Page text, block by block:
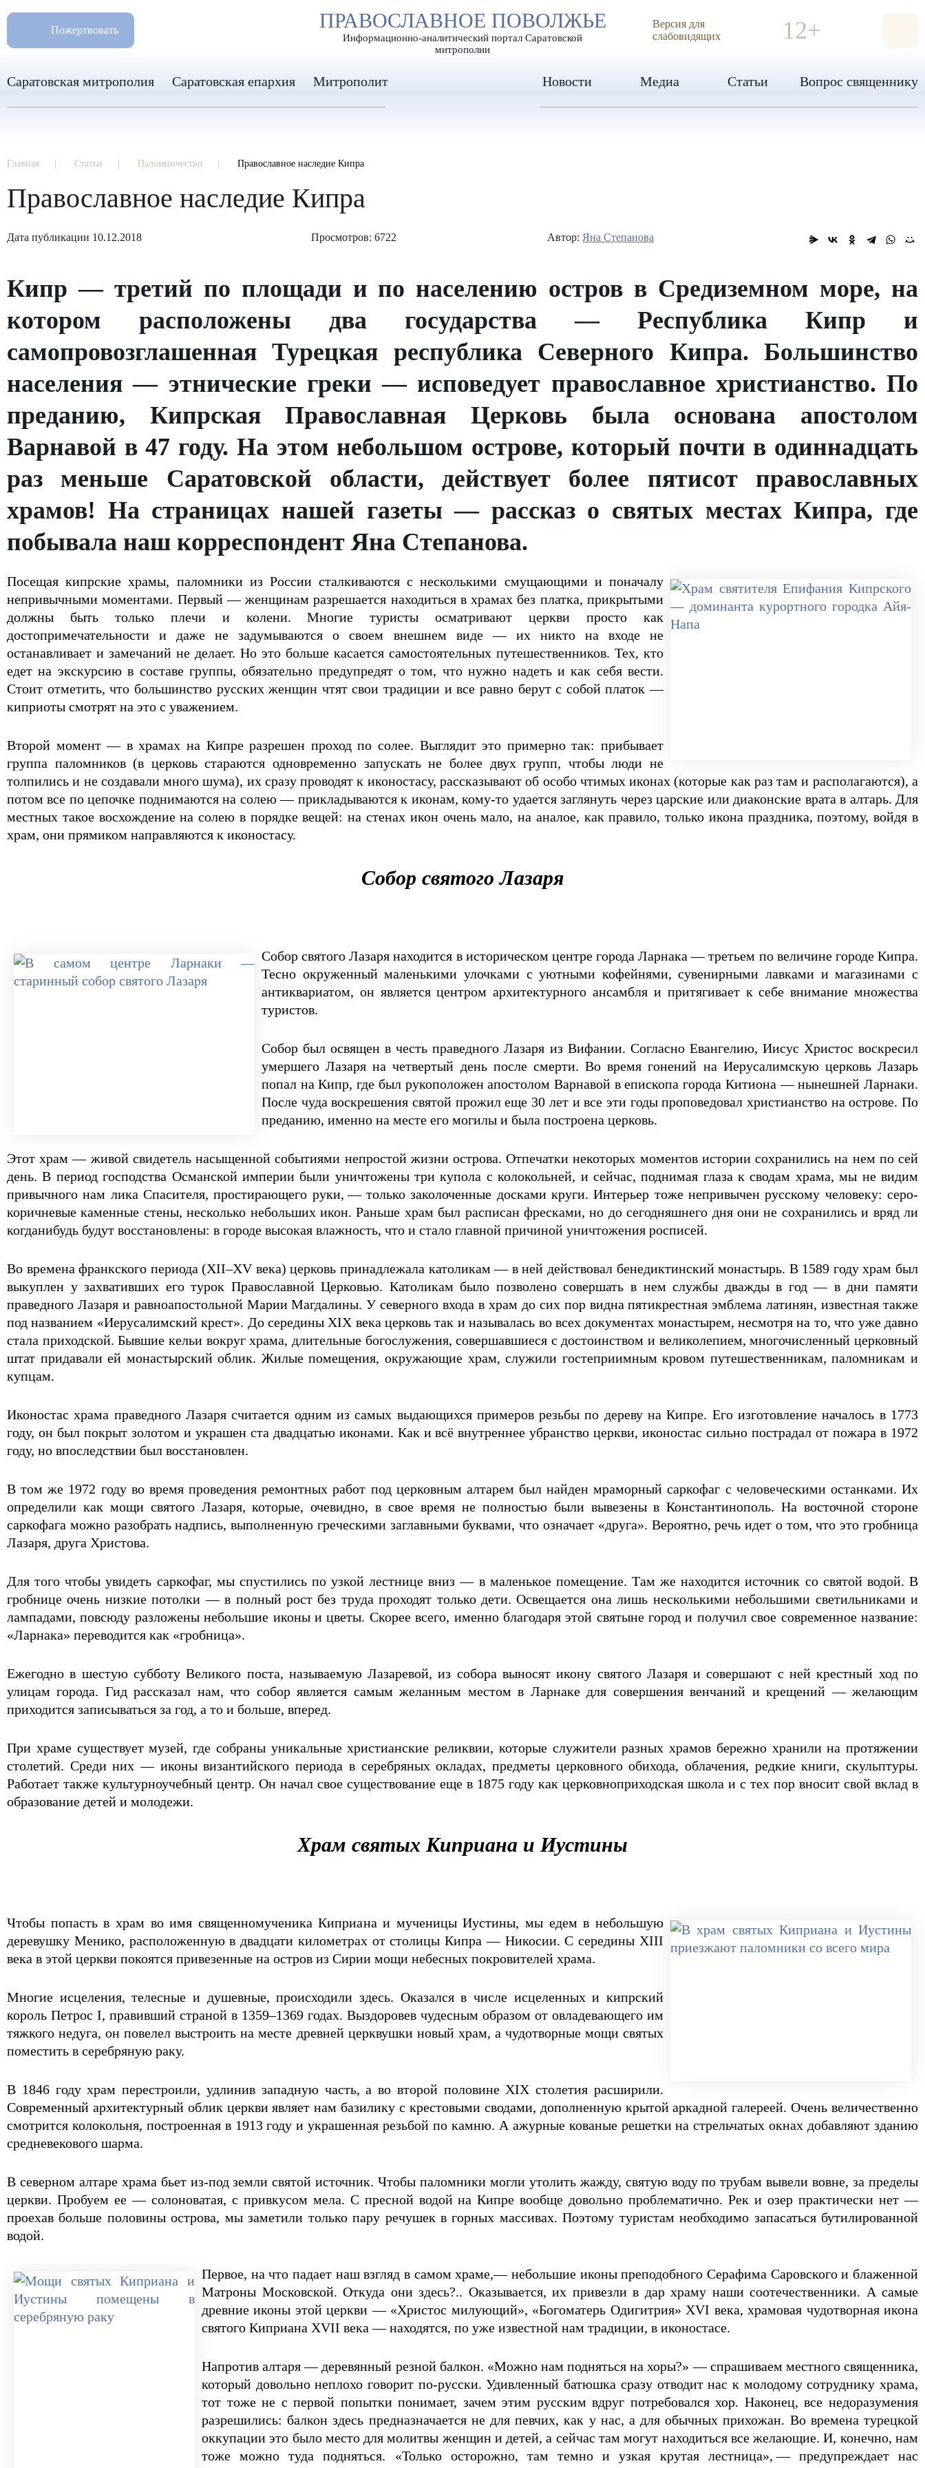
РАЗМЕР ШРИФТА А А А ИЗОБРАЖЕНИЯ
ПРАВОСЛАВНОЕ ПОВОЛЖЬЕ
Информационно-аналитический портал Саратовской
митрополии
Пожертвовать
8 960 346 31 04
info-sar@mail.ru
Версия для
слабовидящих
12+
Саратовская митрополия Саратовская епархия Митрополит Новости Медиа Статьи Вопрос священнику
Главная Статьи Паломничество Православное наследие Кипра
Православное наследие Кипра
Дата публикации 10.12.2018 Просмотров: 6722 Автор: Яна Степанова
Кипр — третий по площади и по населению остров в Средиземном море, на
котором расположены два государства — Республика Кипр и
самопровозглашенная Турецкая республика Северного Кипра. Большинство
населения — этнические греки — исповедует православное христианство. По
преданию, Кипрская Православная Церковь была основана апостолом
Варнавой в 47 году. На этом небольшом острове, который почти в одиннадцать
раз меньше Саратовской области, действует более пятисот православных
храмов! На страницах нашей газеты — рассказ о святых местах Кипра, где
побывала наш корреспондент Яна Степанова.
Посещая кипрские храмы, паломники из России сталкиваются с несколькими смущающими и поначалу
непривычными моментами. Первый — женщинам разрешается находиться в храмах без платка, прикрытыми
должны быть только плечи и колени. Многие туристы осматривают церкви просто как
достопримечательности и даже не задумываются о своем внешнем виде — их никто на входе не
останавливает и замечаний не делает. Но это больше касается самостоятельных путешественников. Тех, кто
едет на экскурсию в составе группы, обязательно предупредят о том, что нужно надеть и как себя вести.
Стоит отметить, что большинство русских женщин чтят свои традиции и все равно берут с собой платок —
киприоты смотрят на это с уважением.
Второй момент — в храмах на Кипре разрешен проход по солее. Выглядит это примерно так: прибывает
группа паломников (в церковь стараются одновременно запускать не более двух групп, чтобы люди не
толпились и не создавали много шума), их сразу проводят к иконостасу, рассказывают об особо чтимых иконах (которые как раз там и располагаются), а
потом все по цепочке поднимаются на солею — прикладываются к иконам, кому-то удается заглянуть через царские или диаконские врата в алтарь. Для
местных такое восхождение на солею в порядке вещей: на стенах икон очень мало, на аналое, как правило, только икона праздника, поэтому, войдя в
храм, они прямиком направляются к иконостасу.
Собор святого Лазаря
Собор святого Лазаря находится в историческом центре города Ларнака — третьем по величине городе Кипра.
Тесно окруженный маленькими улочками с уютными кофейнями, сувенирными лавками и магазинами с
антиквариатом, он является центром архитектурного ансамбля и притягивает к себе внимание множества
туристов.
Собор был освящен в честь праведного Лазаря из Вифании. Согласно Евангелию, Иисус Христос воскресил
умершего Лазаря на четвертый день после смерти. Во время гонений на Иерусалимскую церковь Лазарь
попал на Кипр, где был рукоположен апостолом Варнавой в епископа города Китиона — нынешней Ларнаки.
После чуда воскрешения святой прожил еще 30 лет и все эти годы проповедовал христианство на острове. По
преданию, именно на месте его могилы и была построена церковь.
Этот храм — живой свидетель насыщенной событиями непростой жизни острова. Отпечатки некоторых моментов истории сохранились на нем по сей
день. В период господства Османской империи были уничтожены три купола с колокольней, и сейчас, поднимая глаза к сводам храма, мы не видим
привычного нам лика Спасителя, простирающего руки, — только заколоченные досками круги. Интерьер тоже непривычен русскому человеку: серо-
коричневые каменные стены, несколько небольших икон. Раньше храм был расписан фресками, но до сегодняшнего дня они не сохранились и вряд ли
когда­нибудь будут восстановлены: в городе высокая влажность, что и стало главной причиной уничтожения росписей.
Во времена франкского периода (XII–XV века) церковь принадлежала католикам — в ней действовал бенедиктинский монастырь. В 1589 году храм был
выкуплен у захвативших его турок Православной Церковью. Католикам было позволено совершать в нем службы дважды в год — в дни памяти
праведного Лазаря и равноапостольной Марии Магдалины. У северного входа в храм до сих пор видна пятикрестная эмблема латинян, известная также
под названием «Иерусалимский крест». До середины XIX века церковь так и называлась во всех документах монастырем, несмотря на то, что уже давно
стала приходской. Бывшие кельи вокруг храма, длительные богослужения, совершавшиеся с достоинством и великолепием, многочисленный церковный
штат придавали ей монастырский облик. Жилые помещения, окружающие храм, служили гостеприимным кровом путешественникам, паломникам и
купцам.
Иконостас храма праведного Лазаря считается одним из самых выдающихся примеров резьбы по дереву на Кипре. Его изготовление началось в 1773
году, он был покрыт золотом и украшен ста двадцатью иконами. Как и всё внутреннее убранство церкви, иконостас сильно пострадал от пожара в 1972
году, но впоследствии был восстановлен.
В том же 1972 году во время проведения ремонтных работ под церковным алтарем был найден мраморный саркофаг с человеческими останками. Их
определили как мощи святого Лазаря, которые, очевидно, в свое время не полностью были вывезены в Константинополь. На восточной стороне
саркофага можно разобрать надпись, выполненную греческими заглавными буквами, что означает «друга». Вероятно, речь идет о том, что это гробница
Лазаря, друга Христова.
Для того чтобы увидеть саркофаг, мы спустились по узкой лестнице вниз — в маленькое помещение. Там же находится источник со святой водой. В
гробнице очень низкие потолки — в полный рост без труда проходят только дети. Освещается она лишь несколькими небольшими светильниками и
лампадами, повсюду разложены небольшие иконы и цветы. Скорее всего, именно благодаря этой святыне город и получил свое современное название:
«Ларнака» переводится как «гробница».
Ежегодно в шестую субботу Великого поста, называемую Лазаревой, из собора выносят икону святого Лазаря и совершают с ней крестный ход по
улицам города. Гид рассказал нам, что собор является самым желанным местом в Ларнаке для совершения венчаний и крещений — желающим
приходится записываться за год, а то и больше, вперед.
При храме существует музей, где собраны уникальные христианские реликвии, которые служители разных храмов бережно хранили на протяжении
столетий. Среди них — иконы византийского периода в серебряных окладах, предметы церковного обихода, облачения, редкие книги, скульптуры.
Работает также культурно­учебный центр. Он начал свое существование еще в 1875 году как церковно­приходская школа и с тех пор вносит свой вклад в
образование детей и молодежи.
Храм святых Киприана и Иустины
Чтобы попасть в храм во имя священномученика Киприана и мученицы Иустины, мы едем в небольшую
деревушку Менико, расположенную в двадцати километрах от столицы Кипра — Никосии. С середины XIII
века в этой церкви покоятся привезенные на остров из Сирии мощи небесных покровителей храма.
Многие исцеления, телесные и душевные, происходили здесь. Оказался в числе исцеленных и кипрский
король Петрос I, правивший страной в 1359–1369 годах. Выздоровев чудесным образом от овладевающего им
тяжкого недуга, он повелел выстроить на месте древней церквушки новый храм, а чудотворные мощи святых
поместить в серебряную раку.
В 1846 году храм перестроили, удлинив западную часть, а во второй половине XIX столетия расширили.
Современный архитектурный облик церкви являет нам базилику с крестовыми сводами, дополненную крытой аркадной галереей. Очень величественно
смотрится колокольня, построенная в 1913 году и украшенная резьбой по камню. А ажурные кованые решетки на стрельчатых окнах добавляют зданию
средневекового шарма.
В северном алтаре храма бьет из-под земли святой источник. Чтобы паломники могли утолить жажду, святую воду по трубам вывели вовне, за пределы
церкви. Пробуем ее — солоноватая, с привкусом мела. С пресной водой на Кипре вообще довольно проблематично. Рек и озер практически нет —
проехав больше половины острова, мы заметили только пару речушек в горных массивах. Поэтому туристам необходимо запасаться бутилированной
водой.
Первое, на что падает наш взгляд в самом храме,— небольшие иконы преподобного Серафима Саровского и блаженной
Матроны Московской. Откуда они здесь?.. Оказывается, их привезли в дар храму наши соотечественники. А самые
древние иконы этой церкви — «Христос милующий», «Богоматерь Одигитрия» XVI века, храмовая чудотворная икона
святого Киприана XVII века — находятся, по уже известной нам традиции, в иконостасе.
Напротив алтаря — деревянный резной балкон. «Можно нам подняться на хоры?» — спрашиваем местного священника,
который довольно неплохо говорит по-русски. Удивленный батюшка сразу отводит нас к молодому сотруднику храма,
тот тоже не с первой попытки понимает, зачем этим русским вдруг потребовался хор. Наконец, все недоразумения
разрешились: балкон здесь предназначается не для певчих, как у нас, а для обычных прихожан. Во времена турецкой
оккупации это было место для молитвы женщин и детей, а сейчас там могут находиться все желающие. И, конечно, нам
тоже можно туда подняться. «Только осторожно, там темно и узкая крутая лестница», — предупреждает нас